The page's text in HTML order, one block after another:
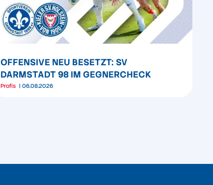
OFFENSIVE NEU BESETZT: SV
DARMSTADT 98 IM GEGNERCHECK
Profis 06.08.2026